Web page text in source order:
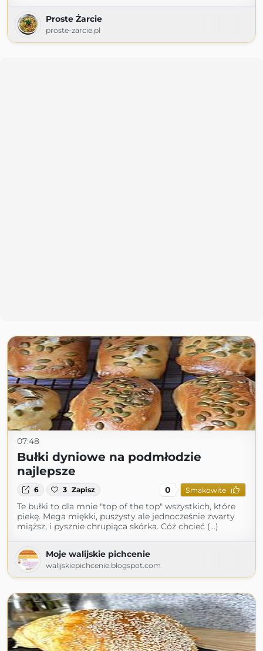
Proste Żarcie
proste-zarcie.pl
07:48
Bułki dyniowe na podmłodzie
najlepsze
6 3 Zapisz 0 Smakowite
Te bułki to dla mnie "top of the top" wszystkich, które
piekę. Mega miękki, puszysty ale jednocześnie zwarty
miąższ, i pysznie chrupiąca skórka. Cóż chcieć (...)
Moje walijskie pichcenie
walijskiepichcenie.blogspot.com